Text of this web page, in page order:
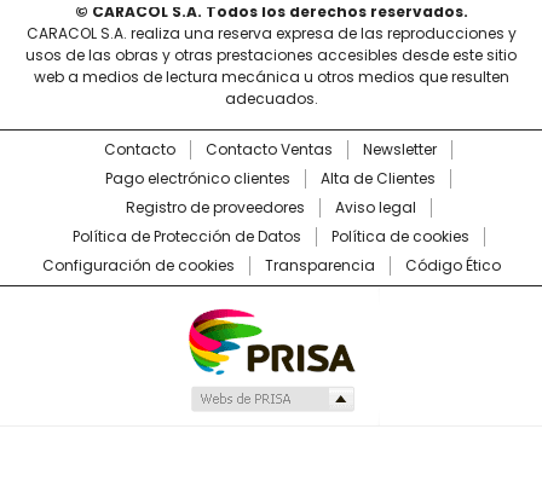
© CARACOL S.A. Todos los derechos reservados.
CARACOL S.A. realiza una reserva expresa de las reproducciones y
usos de las obras y otras prestaciones accesibles desde este sitio
web a medios de lectura mecánica u otros medios que resulten
adecuados.
Contacto Contacto Ventas
Newsletter
Pago electrónico clientes
Alta de Clientes
Registro de proveedores
Aviso legal
Política de Protección de Datos
Política de cookies
Configuración de cookies
Transparencia Código Ético